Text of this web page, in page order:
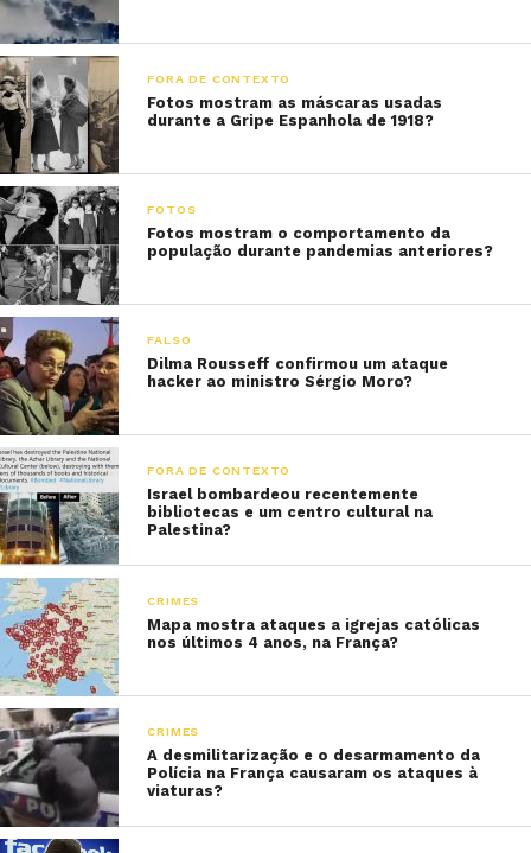
FORA DE CONTEXTO
Fotos mostram as máscaras usadas
durante a Gripe Espanhola de 1918?
FOTOS
Fotos mostram o comportamento da
população durante pandemias anteriores?
FALSO
Dilma Rousseff confirmou um ataque
hacker ao ministro Sérgio Moro?
FORA DE CONTEXTO
Israel bombardeou recentemente
bibliotecas e um centro cultural na
Palestina?
CRIMES
Mapa mostra ataques a igrejas católicas
nos últimos 4 anos, na França?
CRIMES
A desmilitarização e o desarmamento da
Polícia na França causaram os ataques à
viaturas?